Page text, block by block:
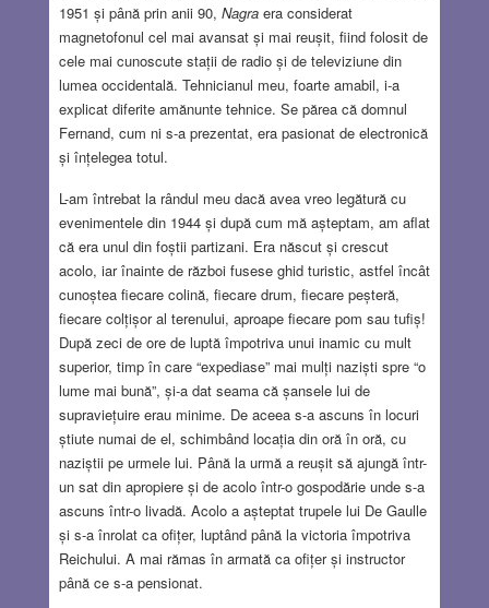
1951 și până prin anii 90, Nagraera considerat
magnetofonul cel mai avansat și mai reușit, fiind folosit de
cele mai cunoscute stații de radio și de televiziune din
lumea occidentală. Tehnicianul meu, foarte amabil, i-a
explicat diferite amănunte tehnice. Se părea că domnul
Fernand, cum ni s-a prezentat, era pasionat de electronică
și înțelegea totul.
L-am întrebat la rândul meu dacă avea vreo legătură cu
evenimentele din 1944 și după cum mă așteptam, am aflat
că era unul din foștii partizani. Era născut și crescut
acolo, iar înainte de război fusese ghid turistic, astfel încât
cunoștea fiecare colină, fiecare drum, fiecare peșteră,
fiecare colțișor al terenului, aproape fiecare pom sau tufiș!
După zeci de ore de luptă împotriva unui inamic cu mult
superior, timp în care “expediase” mai mulți naziști spre “o
lume mai bună”, și-a dat seama că șansele lui de
supraviețuire erau minime. De aceea s-a ascuns în locuri
știute numai de el, schimbând locația din oră în oră, cu
naziștii pe urmele lui. Până la urmă a reușit să ajungă într-
un sat din apropiere și de acolo într-o gospodărie unde s-a
ascuns într-o livadă. Acolo a așteptat trupele lui De Gaulle
și s-a înrolat ca ofițer, luptând până la victoria împotriva
Reichului. A mai rămas în armată ca ofițer și instructor
până ce s-a pensionat.